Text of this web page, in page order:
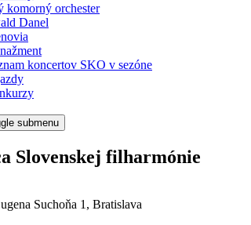
komorný orchester
Danel
koncertov SKO v sezóne
submenu
Slovenskej filharmónie
Suchoňa 1, Bratislava